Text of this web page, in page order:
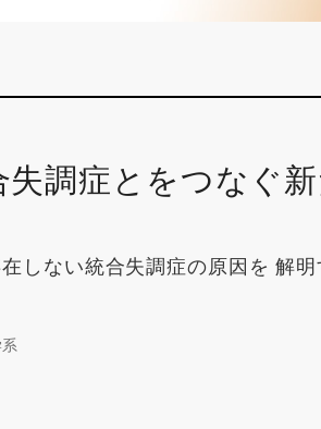
失調症とをつなぐ
しない統合失調症の原因を 解